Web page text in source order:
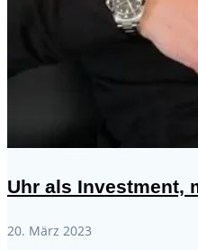
Uhr als Investment,
20. März 2023